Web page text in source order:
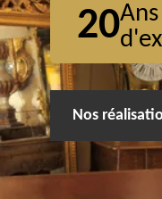
20Ans
Nos